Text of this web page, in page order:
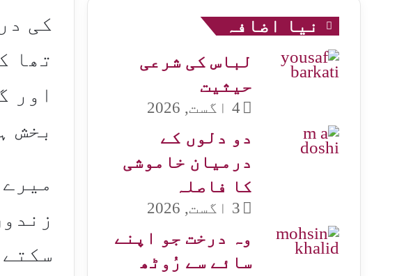
کی
تھا
اور
بخش
نیا اضافہ
لباس کی شرعی
حیثیت
4 اگست, 2026
دو دلوں کے
درمیان خاموشی
کا فاصلہ
3 اگست, 2026
وہ درخت جو اپنے
سائے سے رُوٹھ